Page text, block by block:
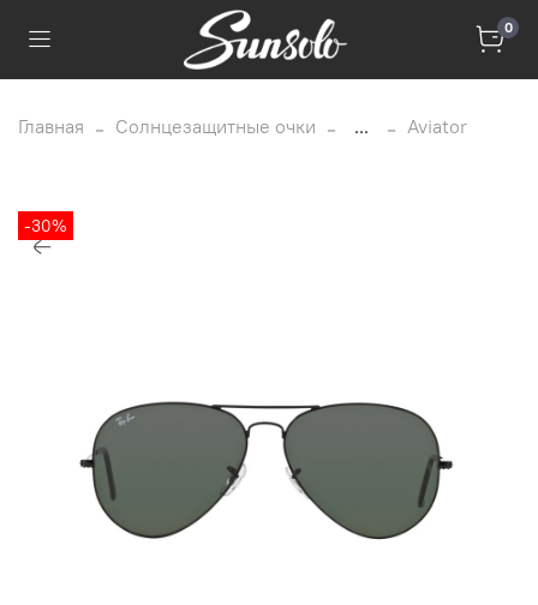
0
Главная Солнцезащитные очки ... Aviator
-30%